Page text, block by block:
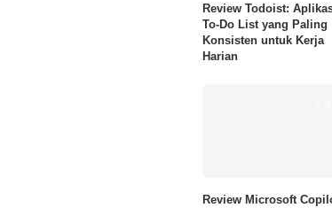
Review Todoist:
To-Do List yang Paling
Konsisten untuk Kerja
Harian
Review Microsoft